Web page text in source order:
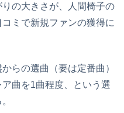
の大きさが、人間椅子の
ミで新規ファンの獲得に
らの選曲（要は定番曲）
曲を1曲程度、という選